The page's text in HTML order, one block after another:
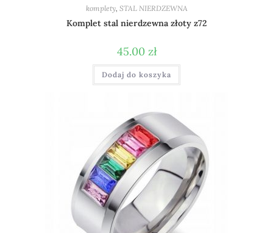
komplety, STAL NIERDZEWNA
Komplet stal nierdzewna złoty z72
45.00 zł
Dodaj do koszyka